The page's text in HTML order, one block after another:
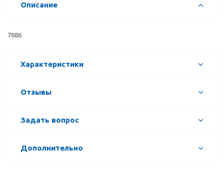
Описание
7686
Характеристики
Отзывы
Задать вопрос
Дополнительно